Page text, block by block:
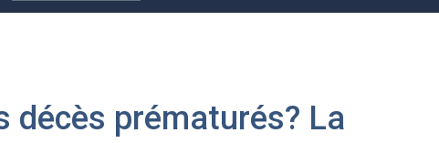
décès prématurés? La